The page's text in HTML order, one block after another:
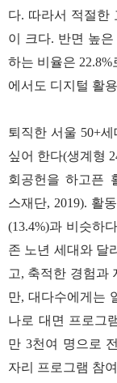
다. 따라서 적절한
이 크다. 반면 높
하는 비율은
에서도 디지털 활
퇴직한 서울 50+
싶어 한다(생계형
회공헌을 하고픈
스재단, 2019). 활
(13.4%)과 비슷하
존 노년 세대와 달
고, 축적한 경험과
만, 대다수에게는
나로 대면 프로그
만 3천여 명으로
자리 프로그램 참